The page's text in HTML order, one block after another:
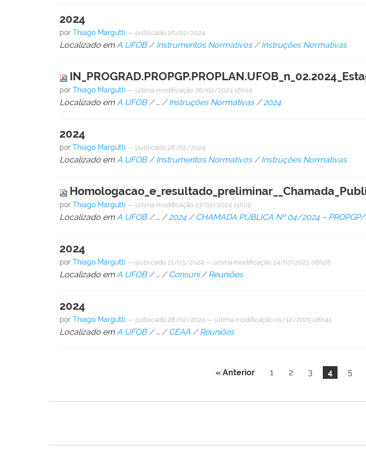
2024
porThiago Margutti — publicado 26/02/2024
Localizado em A UFOB /Instrumentos Normativos /Instruções Normativas
porThiago Margutti — última modificação 26/02/2024 16h14
Localizado em A UFOB /…/Instruções Normativas /2024
2024
porThiago Margutti — publicado 26/02/2024
Localizado em A UFOB /Instrumentos Normativos /Instruções Normativas
porThiago Margutti — última modificação 27/02/2024 11h02
Localizado em A UFOB /…/2024 / CHAMADA PÚBLICA Nº 04/2024 –
2024
porThiago Margutti — publicado 11/03/2024 — última modificação 24/07/2025 08h28
Localizado em A UFOB /…/ Consuni /Reuniões
2024
porThiago Margutti — publicado 28/02/2024 — última modificação 01/12/2025 08h41
Localizado em A UFOB /…/ CEAA /Reuniões
« Anterior 1 2 3 4 5